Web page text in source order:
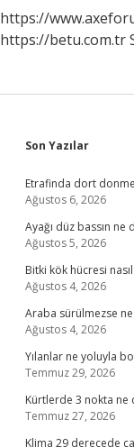
https://
https://betu.com.tr
Sidebar
Son Yazılar
Etrafinda dort
Ağustos 6, 2026
Ayağı düz bassın ne
Ağustos 5, 2026
Bitki kök hücresi
Ağustos 4, 2026
Araba sürülmezse
Ağustos 4, 2026
Yılanlar ne yoluyla
Temmuz 29, 2026
Kürtlerde 3 nokta ne
Temmuz 27, 2026
Klima 29 derecede